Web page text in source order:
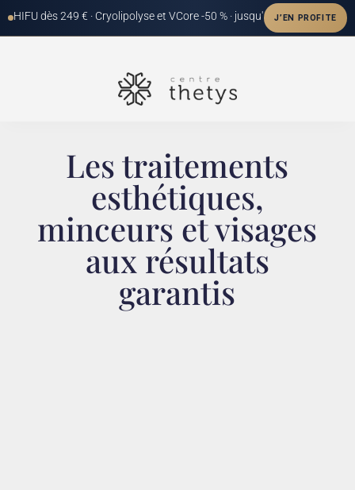
Les traitements
esthétiques,
minceurs et visages
aux résultats
garantis